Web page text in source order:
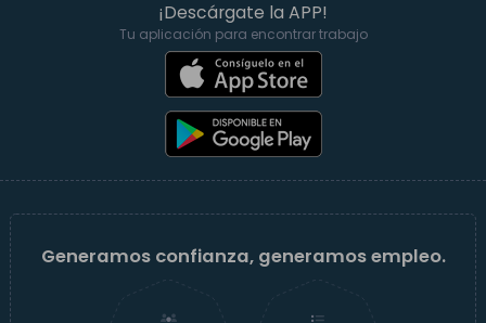
¡Descárgate la APP!
Tu aplicación para encontrar trabajo
Generamos confianza, generamos empleo.